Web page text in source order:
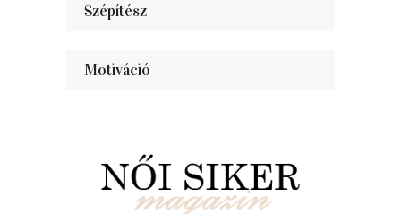
Szépítész
Motiváció